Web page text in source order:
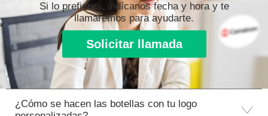
Si lo prefieres, indícanos fecha y hora y te
llamaremos para ayudarte.
Solicitar llamada
¿Cómo se hacen las botellas con tu logo